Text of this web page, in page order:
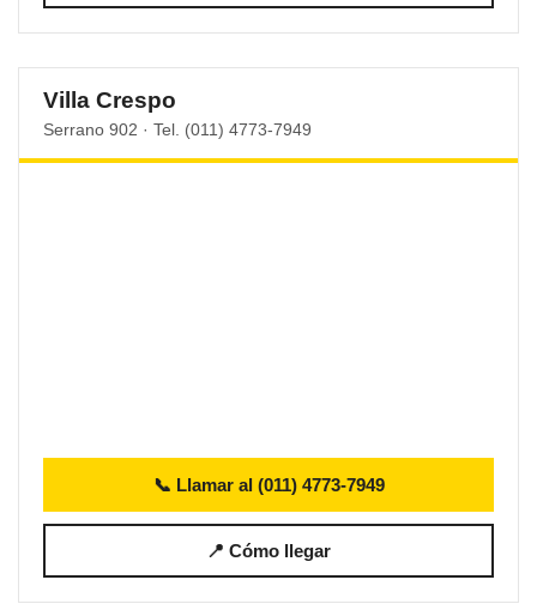
Villa Crespo
Serrano 902 · Tel. (011) 4773-7949
📞 Llamar al (011) 4773-7949
📍 Cómo llegar